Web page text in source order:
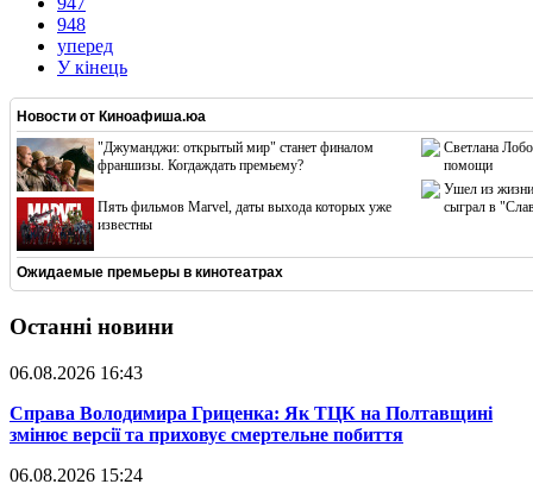
948
уперед
У кінець
Новости от Киноафиша.юа
"Джуманджи: открытый мир" станет финалом
франшизы. Когдаждать премьему?
Пять фильмов Marvel, даты выхода которых уже
известны
Светлана
помощи
Ушел из жизни
сыграл в
Ожидаемые премьеры в кинотеатрах
Останні новини
06.08.2026 16:43
​Справа Володимира Гриценка: Як ТЦК на Полтавщині
змінює версії та приховує смертельне побиття
06.08.2026 15:24